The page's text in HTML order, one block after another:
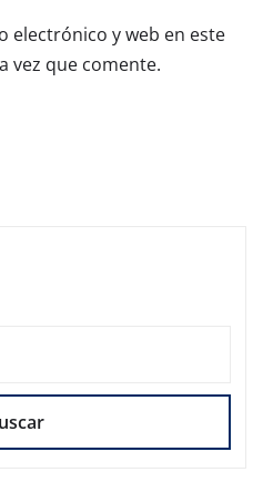
electrónico y web en este
vez que comente.